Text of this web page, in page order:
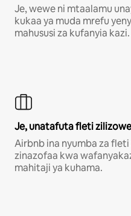
Je, wewe ni mtaalamu
kukaa ya muda mrefu
mahususi za kufanyia kazi.
Je, unatafuta fleti
Airbnb ina nyumba za
zinazofaa kwa
mahitaji ya kuhama.